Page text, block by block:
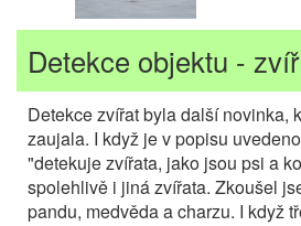
Detekce objektu -
Detekce zvířat byla další novinka,
zaujala. I když je v popisu
"detekuje zvířata, jako jsou psi a
spolehlivě i jiná zvířata. Zkoušel
pandu, medvěda a charzu. I když